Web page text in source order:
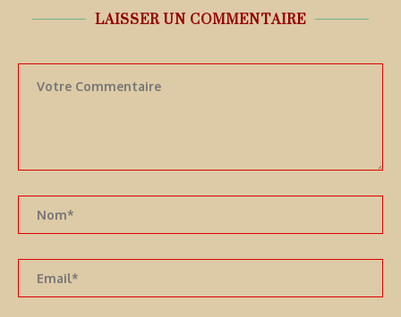
LAISSER UN COMMENTAIRE